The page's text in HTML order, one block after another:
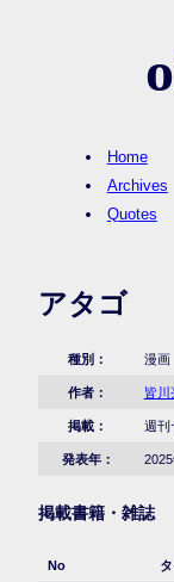
Home
Archives
Quotes
アタゴ
種別： 漫画
作者： 皆川
掲載： 週刊
発表年：
掲載書籍・雑誌
No